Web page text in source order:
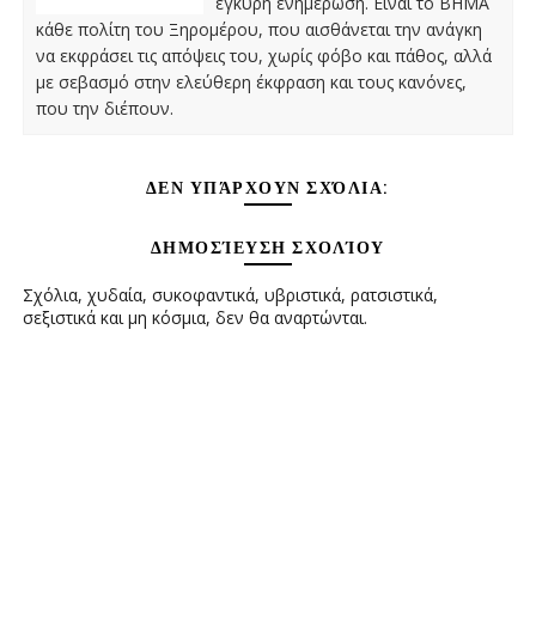
κάθε πολίτη του Ξηρομέρου, που αισθάνεται την ανάγκη
να εκφράσει τις απόψεις του, χωρίς φόβο και πάθος, αλλά
με σεβασμό στην ελεύθερη έκφραση και τους κανόνες,
που την διέπουν.
ΔΕΝ ΥΠΆΡΧΟΥΝ ΣΧΌΛΙΑ:
ΔΗΜΟΣΊΕΥΣΗ ΣΧΟΛΊΟΥ
Σχόλια, χυδαία, συκοφαντικά, υβριστικά, ρατσιστικά,
σεξιστικά και μη κόσμια, δεν θα αναρτώνται.